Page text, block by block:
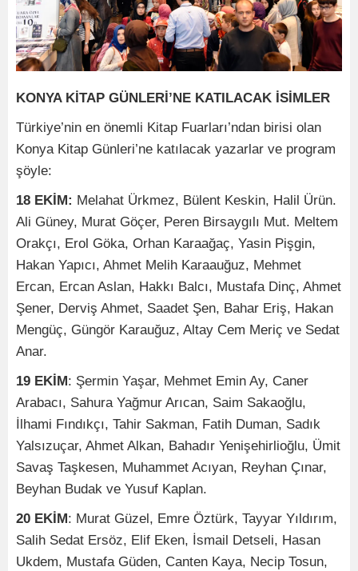
KONYA KİTAP GÜNLERİ’NE KATILACAK İSİMLER
Türkiye’nin en önemli Kitap Fuarları’ndan birisi olan
Konya Kitap Günleri’ne katılacak yazarlar ve program
şöyle:
18 EKİM: Melahat Ürkmez, Bülent Keskin, Halil Ürün.
Ali Güney, Murat Göçer, Peren Birsaygılı Mut. Meltem
Orakçı, Erol Göka, Orhan Karaağaç, Yasin Pişgin,
Hakan Yapıcı, Ahmet Melih Karaauğuz, Mehmet
Ercan, Ercan Aslan, Hakkı Balcı, Mustafa Dinç, Ahmet
Şener, Derviş Ahmet, Saadet Şen, Bahar Eriş, Hakan
Mengüç, Güngör Karauğuz, Altay Cem Meriç ve Sedat
Anar.
19 EKİM: Şermin Yaşar, Mehmet Emin Ay, Caner
Arabacı, Sahura Yağmur Arıcan, Saim Sakaoğlu,
İlhami Fındıkçı, Tahir Sakman, Fatih Duman, Sadık
Yalsızuçar, Ahmet Alkan, Bahadır Yenişehirlioğlu, Ümit
Savaş Taşkesen, Muhammet Acıyan, Reyhan Çınar,
Beyhan Budak ve Yusuf Kaplan.
20 EKİM: Murat Güzel, Emre Öztürk, Tayyar Yıldırım,
Salih Sedat Ersöz, Elif Eken, İsmail Detseli, Hasan
Ukdem, Mustafa Güden, Canten Kaya, Necip Tosun,